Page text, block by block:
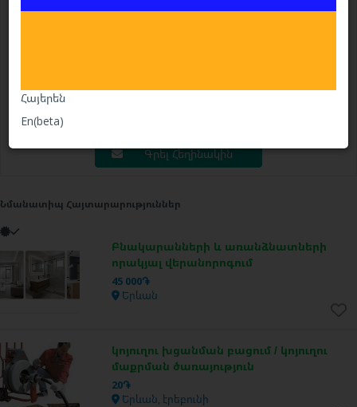
Հայերեն
En(beta)
Գրել Հեղինակին
Նմանատիպ Հայտարարություններ
Բնակարանների և առանձնատների
որակյալ վերանորոգում
45 000֏
Երևան
կոյուղու խցանման բացում / կոյուղու
մաքրման ծառայություն
20֏
Երևան, էրեբունի